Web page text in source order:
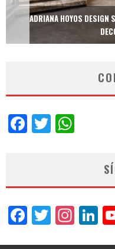
ADRIANA HOYOS
Facebook
Twitter
Facebook
Twitter